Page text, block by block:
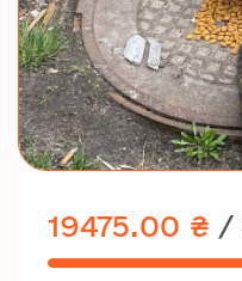
19475.00 ₴ /